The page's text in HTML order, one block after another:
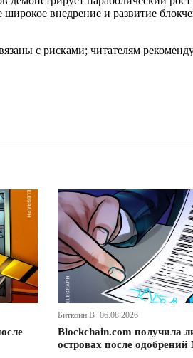
внедрение и развитие
с рисками; читателям
Биткоин В· 06.08.2026
Blockchain.com получила
островах после